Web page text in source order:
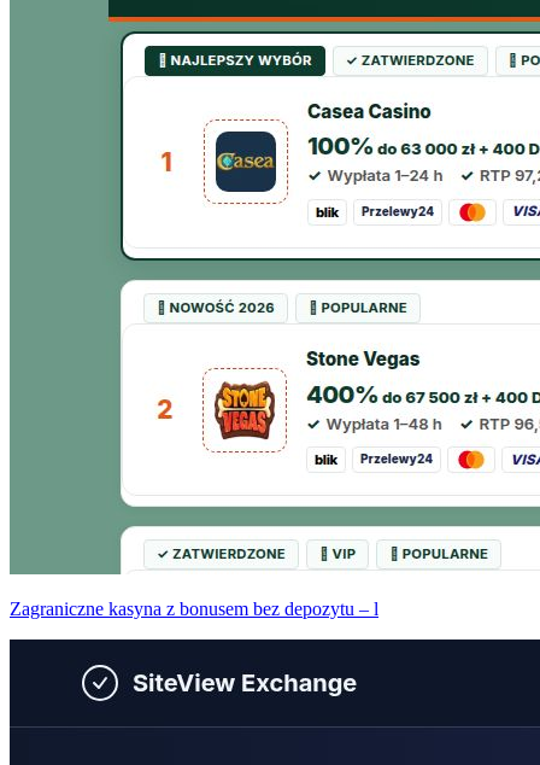
Zagraniczne kasyna z bonusem bez depozytu – l